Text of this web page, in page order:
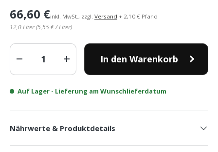
66,60 €
12,0 Liter (5,55 € / Liter)
inkl. MwSt., zzgl. Versand + 2,10 € Pfand
Anzahl
-
+ In den Warenkorb
Auf Lager - Lieferung am Wunschlieferdatum
Nährwerte & Produktdetails